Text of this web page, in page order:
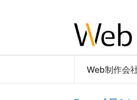
Web制作会